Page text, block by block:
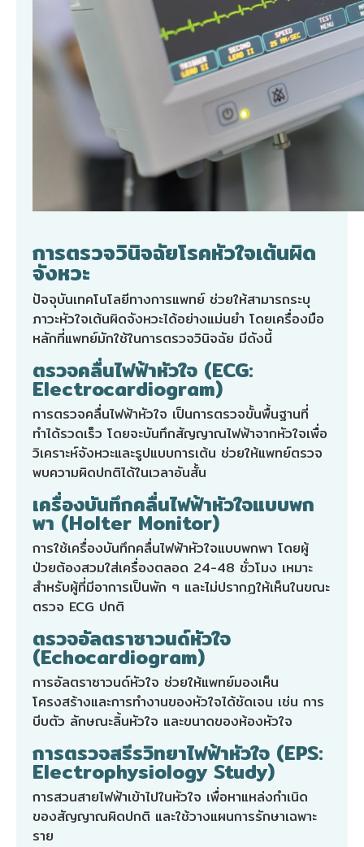
การตรวจวินิจฉัยโรคหัวใจเต้นผิด
จังหวะ
ปัจจุบันเทคโนโลยีทางการแพทย์ ช่วยให้สามารถระบุ
ภาวะหัวใจเต้นผิดจังหวะได้อย่างแม่นยำ โดยเครื่องมือ
หลักที่แพทย์มักใช้ในการตรวจวินิจฉัย มีดังนี้
ตรวจคลื่นไฟฟ้าหัวใจ (ECG:
Electrocardiogram)
การตรวจคลื่นไฟฟ้าหัวใจ เป็นการตรวจขั้นพื้นฐานที่
ทำได้รวดเร็ว โดยจะบันทึกสัญญาณไฟฟ้าจากหัวใจเพื่อ
วิเคราะห์จังหวะและรูปแบบการเต้น ช่วยให้แพทย์ตรวจ
พบความผิดปกติได้ในเวลาอันสั้น
เครื่องบันทึกคลื่นไฟฟ้าหัวใจแบบพก
พา (Holter Monitor)
การใช้เครื่องบันทึกคลื่นไฟฟ้าหัวใจแบบพกพา โดยผู้
ป่วยต้องสวมใส่เครื่องตลอด 24-48 ชั่วโมง เหมาะ
สำหรับผู้ที่มีอาการเป็นพัก ๆ และไม่ปรากฏให้เห็นในขณะ
ตรวจ ECG ปกติ
ตรวจอัลตราซาวนด์หัวใจ
(Echocardiogram)
การอัลตราซาวนด์หัวใจ ช่วยให้แพทย์มองเห็น
โครงสร้างและการทำงานของหัวใจได้ชัดเจน เช่น การ
บีบตัว ลักษณะลิ้นหัวใจ และขนาดของห้องหัวใจ
การตรวจสรีรวิทยาไฟฟ้าหัวใจ (EPS:
Electrophysiology Study)
การสวนสายไฟฟ้าเข้าไปในหัวใจ เพื่อหาแหล่งกำเนิด
ของสัญญาณผิดปกติ และใช้วางแผนการรักษาเฉพาะ
ราย